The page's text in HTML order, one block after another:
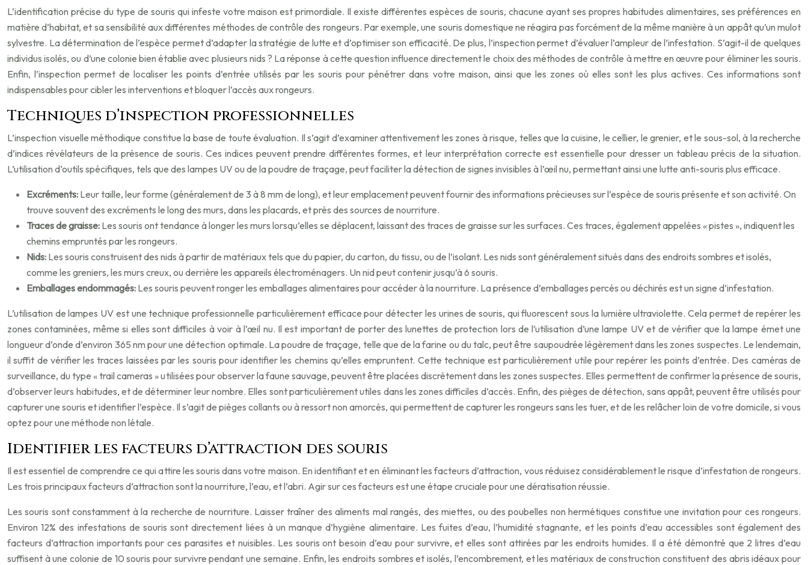
L’identification précise du type de souris qui infeste votre maison est primordiale. Il existe différentes espèces de souris, chacune ayant ses propres habitudes alimentaires, ses préférences en
matière d’habitat, et sa sensibilité aux différentes méthodes de contrôle des rongeurs. Par exemple, une souris domestique ne réagira pas forcément de la même manière à un appât qu’un mulot
sylvestre. La détermination de l’espèce permet d’adapter la stratégie de lutte et d’optimiser son efficacité. De plus, l’inspection permet d’évaluer l’ampleur de l’infestation. S’agit-il de quelques
individus isolés, ou d’une colonie bien établie avec plusieurs nids ? La réponse à cette question influence directement le choix des méthodes de contrôle à mettre en œuvre pour éliminer les souris.
Enfin, l’inspection permet de localiser les points d’entrée utilisés par les souris pour pénétrer dans votre maison, ainsi que les zones où elles sont les plus actives. Ces informations sont
indispensables pour cibler les interventions et bloquer l’accès aux rongeurs.
Techniques d’inspection professionnelles
L’inspection visuelle méthodique constitue la base de toute évaluation. Il s’agit d’examiner attentivement les zones à risque, telles que la cuisine, le cellier, le grenier, et le sous-sol, à la recherche
d’indices révélateurs de la présence de souris. Ces indices peuvent prendre différentes formes, et leur interprétation correcte est essentielle pour dresser un tableau précis de la situation.
L’utilisation d’outils spécifiques, tels que des lampes UV ou de la poudre de traçage, peut faciliter la détection de signes invisibles à l’œil nu, permettant ainsi une lutte anti-souris plus efficace.
Excréments: Leur taille, leur forme (généralement de 3 à 8 mm de long), et leur emplacement peuvent fournir des informations précieuses sur l’espèce de souris présente et son activité. On
trouve souvent des excréments le long des murs, dans les placards, et près des sources de nourriture.
Traces de graisse: Les souris ont tendance à longer les murs lorsqu’elles se déplacent, laissant des traces de graisse sur les surfaces. Ces traces, également appelées « pistes », indiquent les
chemins empruntés par les rongeurs.
Nids: Les souris construisent des nids à partir de matériaux tels que du papier, du carton, du tissu, ou de l’isolant. Les nids sont généralement situés dans des endroits sombres et isolés,
comme les greniers, les murs creux, ou derrière les appareils électroménagers. Un nid peut contenir jusqu’à 6 souris.
Emballages endommagés: Les souris peuvent ronger les emballages alimentaires pour accéder à la nourriture. La présence d’emballages percés ou déchirés est un signe d’infestation.
L’utilisation de lampes UV est une technique professionnelle particulièrement efficace pour détecter les urines de souris, qui fluorescent sous la lumière ultraviolette. Cela permet de repérer les
zones contaminées, même si elles sont difficiles à voir à l’œil nu. Il est important de porter des lunettes de protection lors de l’utilisation d’une lampe UV et de vérifier que la lampe émet une
longueur d’onde d’environ 365 nm pour une détection optimale. La poudre de traçage, telle que de la farine ou du talc, peut être saupoudrée légèrement dans les zones suspectes. Le lendemain,
il suffit de vérifier les traces laissées par les souris pour identifier les chemins qu’elles empruntent. Cette technique est particulièrement utile pour repérer les points d’entrée. Des caméras de
surveillance, du type « trail cameras » utilisées pour observer la faune sauvage, peuvent être placées discrètement dans les zones suspectes. Elles permettent de confirmer la présence de souris,
d’observer leurs habitudes, et de déterminer leur nombre. Elles sont particulièrement utiles dans les zones difficiles d’accès. Enfin, des pièges de détection, sans appât, peuvent être utilisés pour
capturer une souris et identifier l’espèce. Il s’agit de pièges collants ou à ressort non amorcés, qui permettent de capturer les rongeurs sans les tuer, et de les relâcher loin de votre domicile, si vous
optez pour une méthode non létale.
Identifier les facteurs d’attraction des souris
Il est essentiel de comprendre ce qui attire les souris dans votre maison. En identifiant et en éliminant les facteurs d’attraction, vous réduisez considérablement le risque d’infestation de rongeurs.
Les trois principaux facteurs d’attraction sont la nourriture, l’eau, et l’abri. Agir sur ces facteurs est une étape cruciale pour une dératisation réussie.
Les souris sont constamment à la recherche de nourriture. Laisser traîner des aliments mal rangés, des miettes, ou des poubelles non hermétiques constitue une invitation pour ces rongeurs.
Environ 12% des infestations de souris sont directement liées à un manque d’hygiène alimentaire. Les fuites d’eau, l’humidité stagnante, et les points d’eau accessibles sont également des
facteurs d’attraction importants pour ces parasites et nuisibles. Les souris ont besoin d’eau pour survivre, et elles sont attirées par les endroits humides. Il a été démontré que 2 litres d’eau
suffisent à une colonie de 10 souris pour survivre pendant une semaine. Enfin, les endroits sombres et isolés, l’encombrement, et les matériaux de construction constituent des abris idéaux pour